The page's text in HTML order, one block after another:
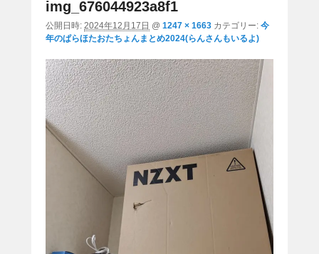
ビ
ー
シ
ョ
ン
img_676044923a8f1
公開日時: 2024年12月17日 @ 1247 × 1663 カテゴリー: 今
年のぱらほたおたちょんまとめ2024(らんさんもいるよ)